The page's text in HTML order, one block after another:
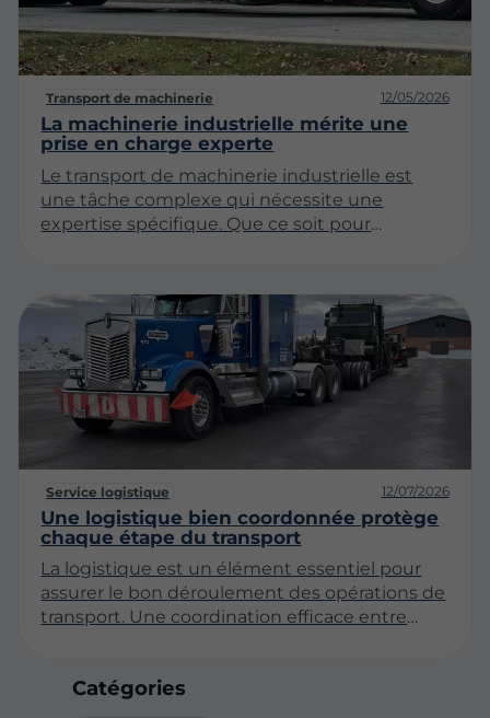
Catégories
Transport de machinerie 12/05/2026
La machinerie industrielle mérite une
prise en charge experte
Le transport de machinerie industrielle est
une tâche complexe qui nécessite une
expertise spécifique. Que ce soit pour
industrielles, chaque aspect du processus doit
être soigneusement planifié et exécuté. Cet
article explore les différentes facettes du
transport de machinerie, en mettant l'accent
sur l'importance d'une prise en charge
experte.
Service logistique 12/07/2026
Une logistique bien coordonnée protège
chaque étape du transport
La logistique est un élément essentiel pour
assurer le bon déroulement des opérations de
transport. Une coordination efficace entre
satisfaction des clients. Cet article explore les